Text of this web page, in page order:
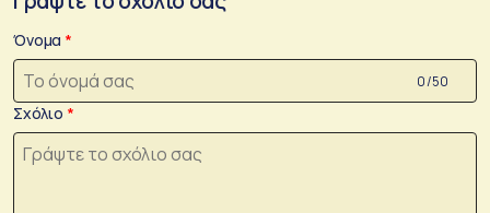
Όνομα
0 /50
Σχόλιο